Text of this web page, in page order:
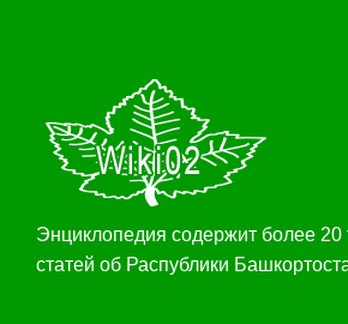
Энциклопедия содержит более
статей об Распублики